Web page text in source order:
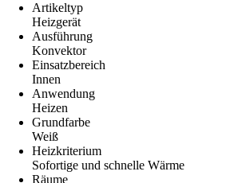
Artikeltyp
Heizgerät
Ausführung
Konvektor
Einsatzbereich
Innen
Anwendung
Heizen
Grundfarbe
Weiß
Heizkriterium
Sofortige und schnelle Wärme
Räume